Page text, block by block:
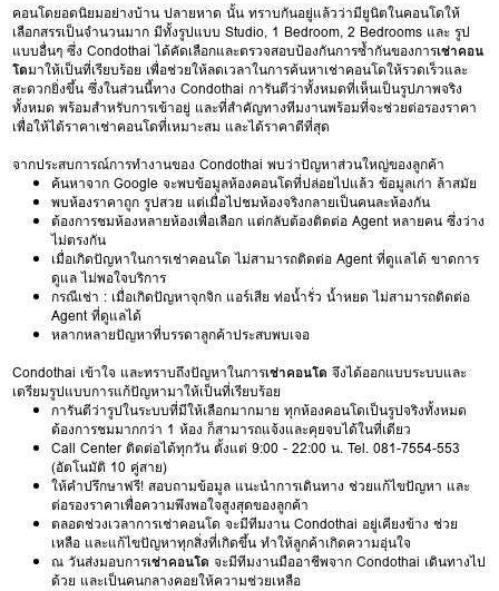
คอนโดยอดนิยมอย่างบ้าน ปลายหาด นั้น ทราบกันอยู่แล้วว่ามียูนิตในคอนโดให้
เลือกสรรเป็นจำนวนมาก มีทั้งรูปแบบ Studio, 1 Bedroom, 2 Bedrooms และ รูป
แบบอื่นๆ ซึ่ง Condothai ได้คัดเลือกและตรวจสอบป้องกันการซ้ำกันของการเช่าคอน
โดมาให้เป็นที่เรียบร้อย เพื่อช่วยให้ลดเวลาในการค้นหาเช่าคอนโดให้รวดเร็วและ
สะดวกยิ่งขึ้น ซึ่งในส่วนนี้ทาง Condothai การันตีว่าทั้งหมดที่เห็นเป็นรูปภาพจริง
ทั้งหมด พร้อมสำหรับการเข้าอยู่ และที่สำคัญทางทีมงานพร้อมที่จะช่วยต่อรองราคา
เพื่อให้ได้ราคาเช่าคอนโดที่เหมาะสม และได้ราคาดีที่สุด
จากประสบการณ์การทำงานของ Condothai พบว่าปัญหาส่วนใหญ่ของลูกค้า
ค้นหาจาก Google จะพบข้อมูลห้องคอนโดที่ปล่อยไปแล้ว ข้อมูลเก่า ล้าสมัย
พบห้องราคาถูก รูปสวย แต่เมื่อไปชมห้องจริงกลายเป็นคนละห้องกัน
ต้องการชมห้องหลายห้องเพื่อเลือก แต่กลับต้องติดต่อ Agent หลายคน ซึ่งว่าง
ไม่ตรงกัน
เมื่อเกิดปัญหาในการเช่าคอนโด ไม่สามารถติดต่อ Agent ที่ดูแลได้ ขาดการ
ดูแล ไม่พอใจบริการ
กรณีเช่า : เมื่อเกิดปัญหาจุกจิก แอร์เสีย ท่อน้ำรั่ว น้ำหยด ไม่สามารถติดต่อ
Agent ที่ดูแลได้
หลากหลายปัญหาที่บรรดาลูกค้าประสบพบเจอ
Condothai เข้าใจ และทราบถึงปัญหาในการเช่าคอนโด จึงได้ออกแบบระบบและ
เตรียมรูปแบบการแก้ปัญหามาให้เป็นที่เรียบร้อย
การันตีว่ารูปในระบบที่มีให้เลือกมากมาย ทุกห้องคอนโดเป็นรูปจริงทั้งหมด
ต้องการชมมากกว่า 1 ห้อง ก็สามารถแจ้งและคุยจบได้ในที่เดียว
Call Center ติดต่อได้ทุกวัน ตั้งแต่ 9:00 - 22:00 น. Tel. 081-7554-553
(อัตโนมัติ 10 คู่สาย)
ให้คำปรึกษาฟรี! สอบถามข้อมูล แนะนำการเดินทาง ช่วยแก้ไขปัญหา และ
ต่อรองราคาเพื่อความพึงพอใจสูงสุดของลูกค้า
ตลอดช่วงเวลาการเช่าคอนโด จะมีทีมงาน Condothai อยู่เคียงข้าง ช่วย
เหลือ และแก้ไขปัญหาทุกสิ่งที่เกิดขึ้น ทำให้ลูกค้าเกิดความอุ่นใจ
ณ วันส่งมอบการเช่าคอนโด จะมีทีมงานมืออาชีพจาก Condothai เดินทางไป
ด้วย และเป็นคนกลางคอยให้ความช่วยเหลือ